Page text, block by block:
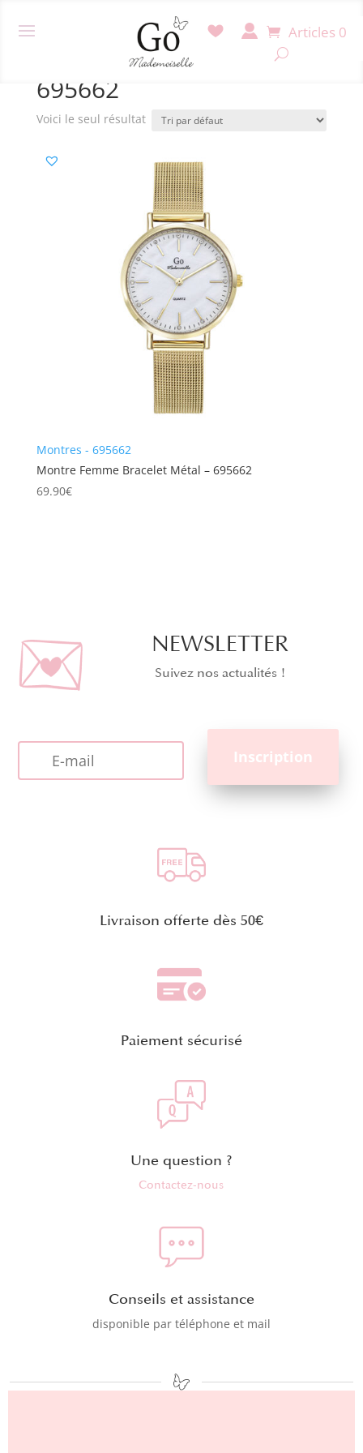
Articles 0
/ Produit Référence / 695662
695662
Voici le seul résultat
Montres - 695662
Montre Femme Bracelet Métal – 695662
69.90€
NEWSLETTER
Suivez nos actualités !
Livraison offerte dès 50€
Paiement sécurisé
Une question ?
Contactez-nous
Conseils et assistance
disponible par téléphone et mail